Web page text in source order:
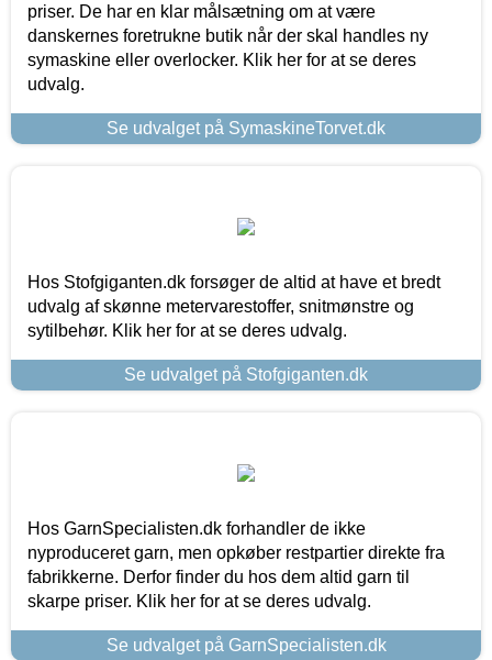
priser. De har en klar målsætning om at være
danskernes foretrukne butik når der skal handles ny
symaskine eller overlocker. Klik her for at se deres
udvalg.
Se udvalget på SymaskineTorvet.dk
Hos Stofgiganten.dk forsøger de altid at have et bredt
udvalg af skønne metervarestoffer, snitmønstre og
sytilbehør. Klik her for at se deres udvalg.
Se udvalget på Stofgiganten.dk
Hos GarnSpecialisten.dk forhandler de ikke
nyproduceret garn, men opkøber restpartier direkte fra
fabrikkerne. Derfor finder du hos dem altid garn til
skarpe priser. Klik her for at se deres udvalg.
Se udvalget på GarnSpecialisten.dk